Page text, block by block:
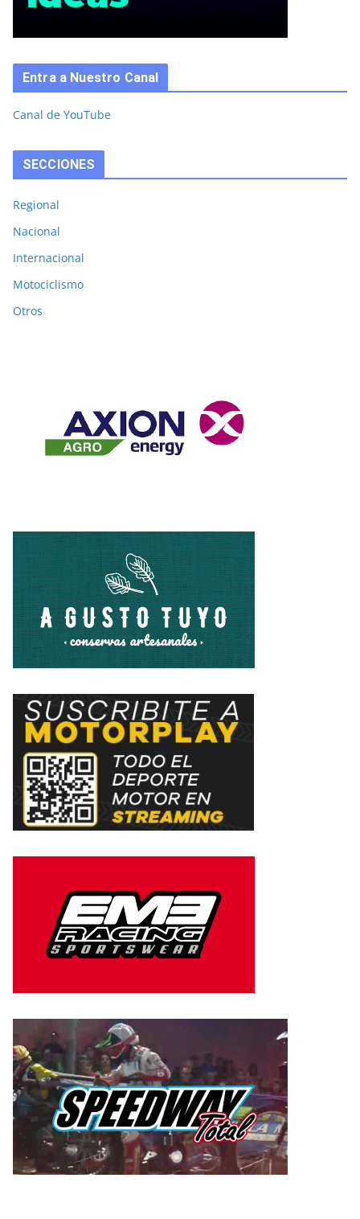
Entra a Nuestro Canal
Canal de YouTube
SECCIONES
Regional
Nacional
Internacional
Motociclismo
Otros